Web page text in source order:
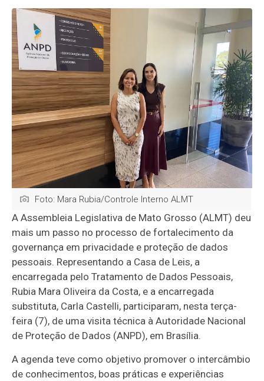
Foto: Mara Rubia/Controle Interno ALMT
A Assembleia Legislativa de Mato Grosso (ALMT) deu
mais um passo no processo de fortalecimento da
governança em privacidade e proteção de dados
pessoais. Representando a Casa de Leis, a
encarregada pelo Tratamento de Dados Pessoais,
Rubia Mara Oliveira da Costa, e a encarregada
substituta, Carla Castelli, participaram, nesta terça-
feira (7), de uma visita técnica à Autoridade Nacional
de Proteção de Dados (ANPD), em Brasília.
A agenda teve como objetivo promover o intercâmbio
de conhecimentos, boas práticas e experiências